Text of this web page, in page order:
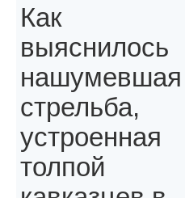
Как
выяснилось
нашумевшая
стрельба,
устроенная
толпой